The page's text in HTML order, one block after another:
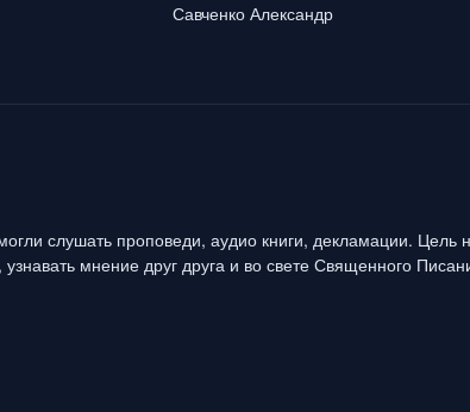
Савченко Александр
слушать проповеди, аудио книги, декламации. Цель
мнение друг друга и во свете Священного